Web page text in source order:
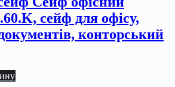
сейф для офiсу,
конторський